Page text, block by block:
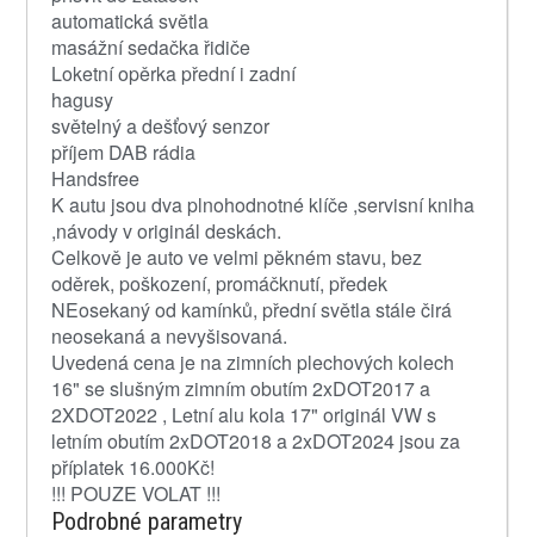
automatická světla
masážní sedačka řidiče
Loketní opěrka přední i zadní
hagusy
světelný a dešťový senzor
příjem DAB rádia
Handsfree
K autu jsou dva plnohodnotné klíče ,servisní kniha
,návody v originál deskách.
Celkově je auto ve velmi pěkném stavu, bez
oděrek, poškození, promáčknutí, předek
NEosekaný od kamínků, přední světla stále čirá
neosekaná a nevyšisovaná.
Uvedená cena je na zimních plechových kolech
16" se slušným zimním obutím 2xDOT2017 a
2XDOT2022 , Letní alu kola 17" originál VW s
letním obutím 2xDOT2018 a 2xDOT2024 jsou za
příplatek 16.000Kč!
!!! POUZE VOLAT !!!
Podrobné parametry